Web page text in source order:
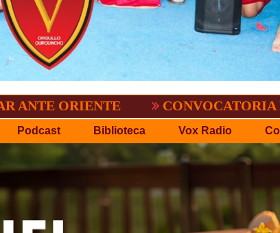
EL TIGRE NO PERDONO A
Podcast Biblioteca Vox Radio